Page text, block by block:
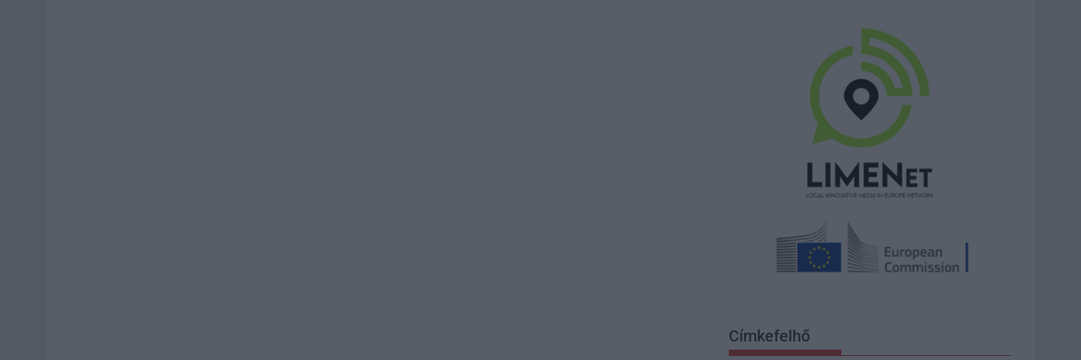
Címkefelhő